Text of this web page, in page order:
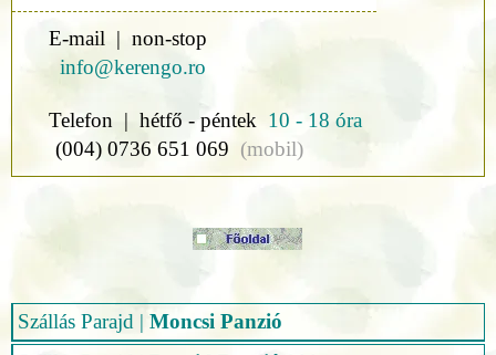
Szállás Parajd | Moncsi Panzió
E-mail | non-stop
info@kerengo.ro
Telefon | hétfő - péntek 10 - 18 óra
(004) 0736 651 069 (mobil)